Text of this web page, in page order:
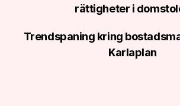
rättigheter i
Trendspaning kring
Karlaplan